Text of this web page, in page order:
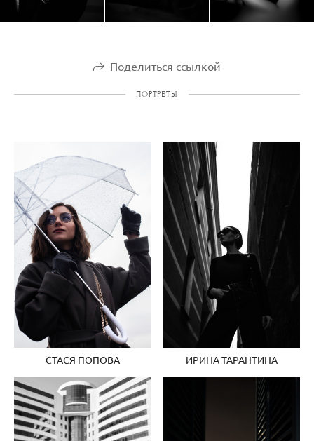
Поделиться ссылкой
ПОРТРЕТЫ
СТАСЯ ПОПОВА ИРИНА ТАРАНТИНА